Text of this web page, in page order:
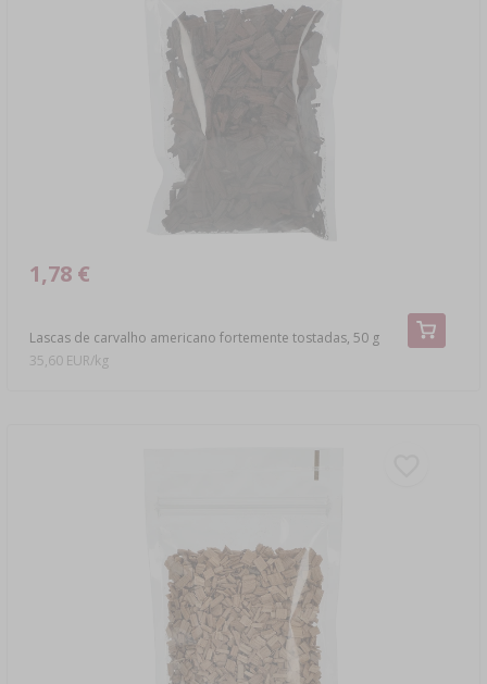
Lascas de carvalho americano fortemente tostadas, 50 g
1,78 €
35,60 EUR/kg